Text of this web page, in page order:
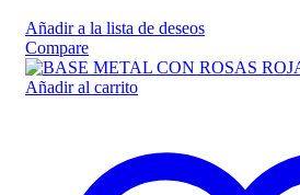
Añadir a la lista de deseos
Compare
Añadir al carrito